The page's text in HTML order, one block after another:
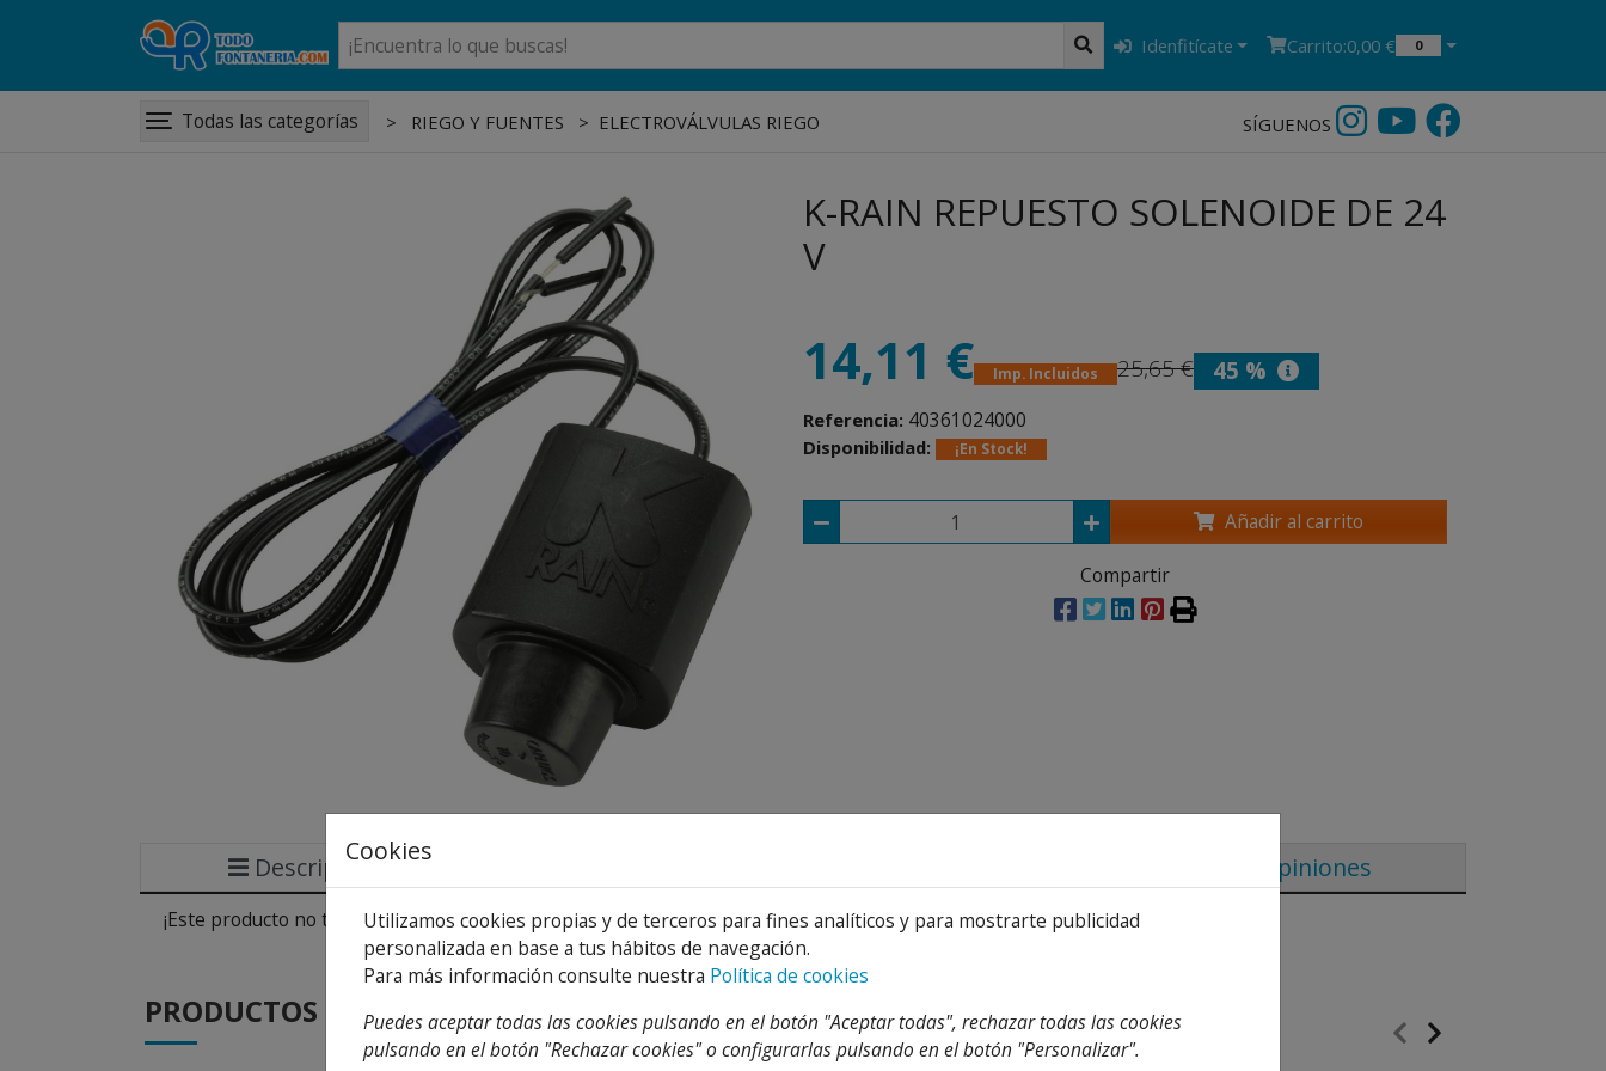
Idenfitícate Carrito:0,00 € 0
Todas las categorías RIEGO Y FUENTES ELECTROVÁLVULAS RIEGO SÍGUENOS
K-RAIN REPUESTO SOLENOIDE DE 24
V
14,11 € Imp. Incluidos 25,65 € 45 %
Referencia: 40361024000
Disponibilidad: ¡En Stock!
Añadir al carrito
Compartir
Descripción Opiniones
¡Este producto no tiene descripción!
PRODUCTOS DE LA MISMA CATEGORIA
Cookies
Utilizamos cookies propias y de terceros para fines analíticos y para mostrarte publicidad
personalizada en base a tus hábitos de navegación.
Para más información consulte nuestra Política de cookies
Puedes aceptar todas las cookies pulsando en el botón "Aceptar todas", rechazar todas las cookies
pulsando en el botón "Rechazar cookies" o configurarlas pulsando en el botón "Personalizar".